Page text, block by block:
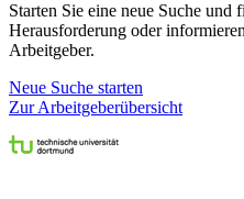
Starten Sie eine neue Suche und
Herausforderung oder
Arbeitgeber.
Neue Suche starten
Zur Arbeitgeberübersicht